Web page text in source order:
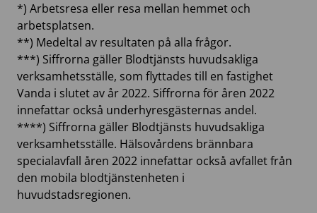
*) Arbetsresa eller resa mellan hemmet och
arbetsplatsen.
**) Medeltal av resultaten på alla frågor.
***) Siffrorna gäller Blodtjänsts huvudsakliga
verksamhetsställe, som flyttades till en fastighet
Vanda i slutet av år 2022. Siffrorna för åren 2022
innefattar också underhyresgästernas andel.
****) Siffrorna gäller Blodtjänsts huvudsakliga
verksamhetsställe. Hälsovårdens brännbara
specialavfall åren 2022 innefattar också avfallet från
den mobila blodtjänstenheten i
huvudstadsregionen.